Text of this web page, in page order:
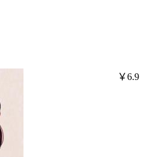
￥6.9